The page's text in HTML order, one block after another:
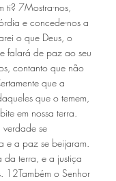
ti? 7Mostra-nos,
e concede-nos a
o que Deus, o
falará de paz ao seu
contanto que não
que a
que o temem,
em nossa terra.
se
e a paz se beijaram.
terra, e a justiça
12Também o Senhor